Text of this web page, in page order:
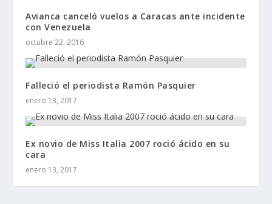
Avianca canceló vuelos a Caracas ante incidente
con Venezuela
octubre 22, 2016
Falleció el periodista Ramón Pasquier
enero 13, 2017
Ex novio de Miss Italia 2007 roció ácido en su
cara
enero 13, 2017